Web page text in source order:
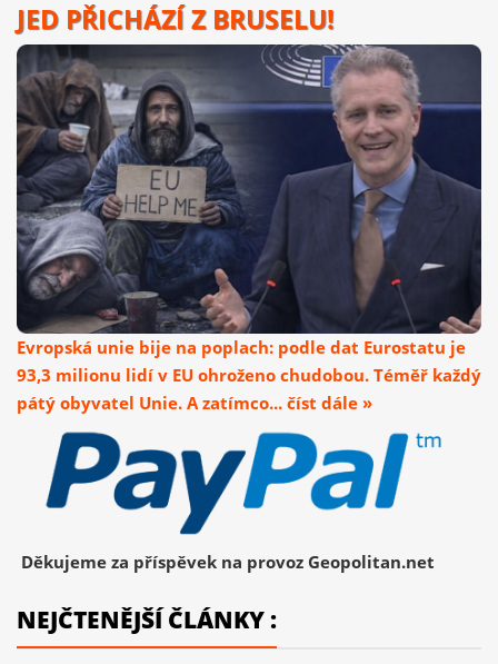
JED PŘICHÁZÍ Z BRUSELU!
Evropská unie bije na poplach: podle dat Eurostatu je
93,3 milionu lidí v EU ohroženo chudobou. Téměř každý
pátý obyvatel Unie. A zatímco... číst dále »
Děkujeme za příspěvek na provoz Geopolitan.net
NEJČTENĚJŠÍ ČLÁNKY :